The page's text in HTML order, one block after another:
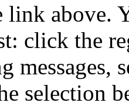
link above.
click the
messages,
selection